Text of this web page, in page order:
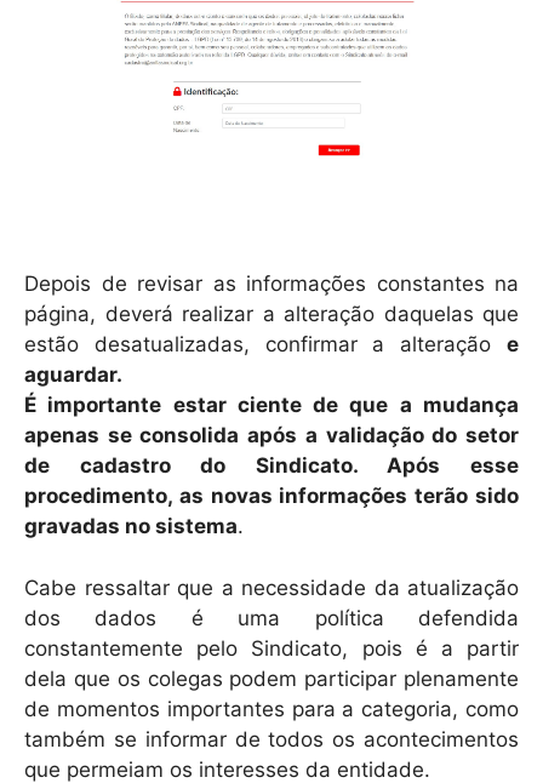
Depois de revisar as informações constantes na
página, deverá realizar a alteração daquelas que
estão desatualizadas, confirmar a alteração e
aguardar.
É importante estar ciente de que a mudança
apenas se consolida após a validação do setor
de cadastro do Sindicato. Após esse
procedimento, as novas informações terão sido
gravadas no sistema.
Cabe ressaltar que a necessidade da atualização
dos dados é uma política defendida
constantemente pelo Sindicato, pois é a partir
dela que os colegas podem participar plenamente
de momentos importantes para a categoria, como
também se informar de todos os acontecimentos
que permeiam os interesses da entidade.